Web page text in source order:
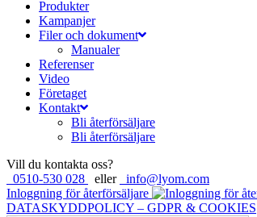
Produkter
Kampanjer
Filer och dokument
Manualer
Referenser
Video
Företaget
Kontakt
Bli återförsäljare
Bli återförsäljare
Vill du kontakta oss?
0510-530 028
eller
info@lyom.com
Inloggning för återförsäljare
DATASKYDDPOLICY – GDPR & COOKIES